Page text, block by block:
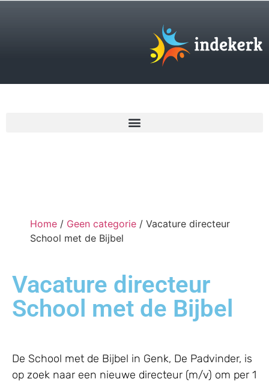
Home / Geen categorie / Vacature directeur
School met de Bijbel
Vacature directeur
School met de Bijbel
De School met de Bijbel in Genk, De Padvinder, is
op zoek naar een nieuwe directeur (m/v) om per 1